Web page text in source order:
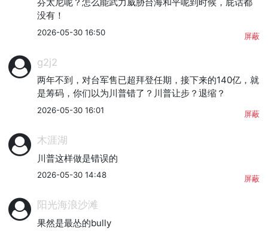
没有！
2026-05-30 16:50 屏蔽
g2j2
两年不到，对台军售已超拜登任期，接下来的140亿，就
是筹码，你们以为川普错了？川普让步？退缩？
2026-05-30 16:01 屏蔽
木涯湖
川普这样做是错误的
2026-05-30 14:48 屏蔽
阳光海浪沙滩
果然是最怂的bully